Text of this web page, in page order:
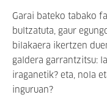
Garai bateko tabako
bultzatuta, gaur
bilakaera ikertzen
galdera garrantzitsu:
iraganetik? eta, nola
inguruan?